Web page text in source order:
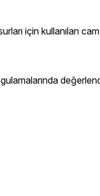
için kullanılan